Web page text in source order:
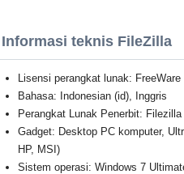
Informasi teknis FileZilla
Lisensi perangkat lunak: FreeWare
Bahasa: Indonesian (id), Inggris
Perangkat Lunak Penerbit: Filezilla
Gadget: Desktop PC komputer,
HP, MSI)
Sistem operasi: Windows 7